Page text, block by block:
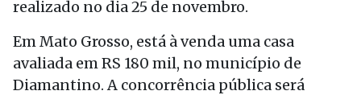
realizado no dia 25 de novembro.
Em Mato Grosso, está à venda uma casa
avaliada em RS 180 mil, no município de
Diamantino. A concorrência pública será